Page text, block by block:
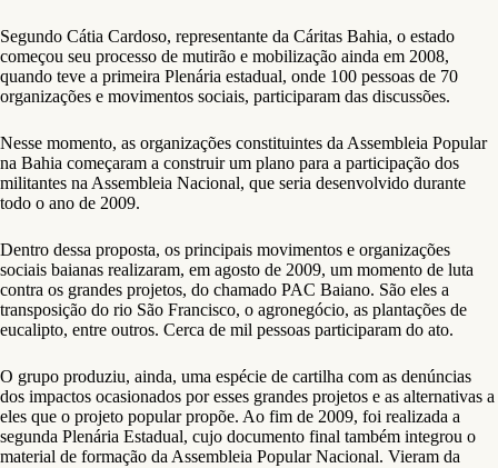
Segundo Cátia Cardoso, representante da Cáritas Bahia, o estado
começou seu processo de mutirão e mobilização ainda em 2008,
quando teve a primeira Plenária estadual, onde 100 pessoas de 70
organizações e movimentos sociais, participaram das discussões.
Nesse momento, as organizações constituintes da Assembleia Popular
na Bahia começaram a construir um plano para a participação dos
militantes na Assembleia Nacional, que seria desenvolvido durante
todo o ano de 2009.
Dentro dessa proposta, os principais movimentos e organizações
sociais baianas realizaram, em agosto de 2009, um momento de luta
contra os grandes projetos, do chamado PAC Baiano. São eles a
transposição do rio São Francisco, o agronegócio, as plantações de
eucalipto, entre outros. Cerca de mil pessoas participaram do ato.
O grupo produziu, ainda, uma espécie de cartilha com as denúncias
dos impactos ocasionados por esses grandes projetos e as alternativas a
eles que o projeto popular propõe. Ao fim de 2009, foi realizada a
segunda Plenária Estadual, cujo documento final também integrou o
material de formação da Assembleia Popular Nacional. Vieram da